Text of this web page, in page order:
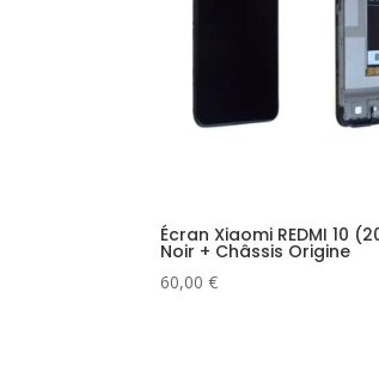
Écran Xiaomi REDMI 10
Noir + Châssis Origine
60,00€